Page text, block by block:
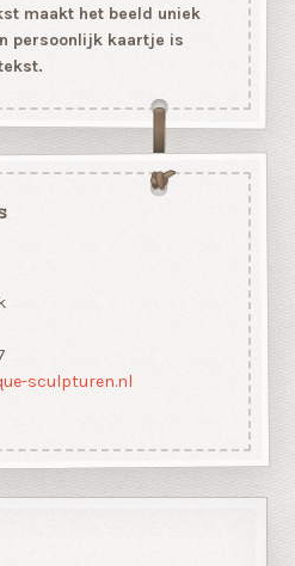
maakt het beeld uniek
persoonlijk kaartje is
sculpturen.nl